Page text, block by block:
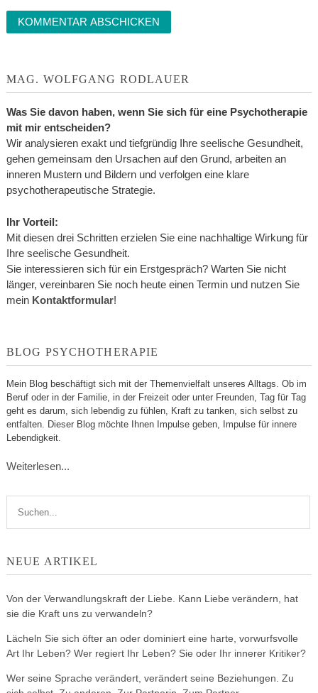
MAG. WOLFGANG RODLAUER
Was Sie davon haben, wenn Sie sich für eine Psychotherapie
mit mir entscheiden?
Wir analysieren exakt und tiefgründig Ihre seelische Gesundheit,
gehen gemeinsam den Ursachen auf den Grund, arbeiten an
inneren Mustern und Bildern und verfolgen eine klare
psychotherapeutische Strategie.
Ihr Vorteil:
Mit diesen drei Schritten erzielen Sie eine nachhaltige Wirkung für
Ihre seelische Gesundheit.
Sie interessieren sich für ein Erstgespräch? Warten Sie nicht
länger, vereinbaren Sie noch heute einen Termin und nutzen Sie
mein Kontaktformular!
BLOG PSYCHOTHERAPIE
Mein Blog beschäftigt sich mit der Themenvielfalt unseres Alltags. Ob im
Beruf oder in der Familie, in der Freizeit oder unter Freunden, Tag für Tag
geht es darum, sich lebendig zu fühlen, Kraft zu tanken, sich selbst zu
entfalten. Dieser Blog möchte Ihnen Impulse geben, Impulse für innere
Lebendigkeit.
Weiterlesen...
NEUE ARTIKEL
Von der Verwandlungskraft der Liebe. Kann Liebe verändern, hat
sie die Kraft uns zu verwandeln?
Lächeln Sie sich öfter an oder dominiert eine harte, vorwurfsvolle
Art Ihr Leben? Wer regiert Ihr Leben? Sie oder Ihr innerer Kritiker?
Wer seine Sprache verändert, verändert seine Beziehungen. Zu